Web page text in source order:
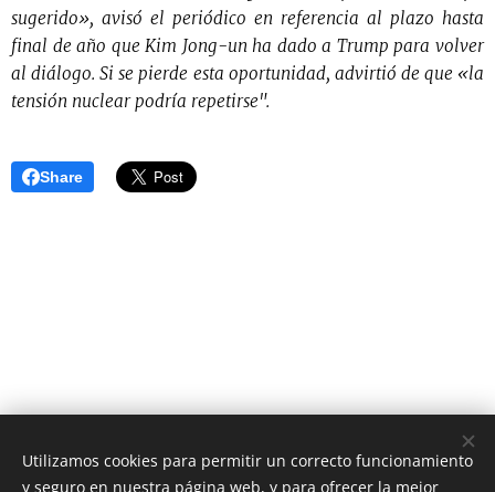
sugerido», avisó el periódico en referencia al plazo hasta
final de año que Kim Jong-un ha dado a Trump para volver
al diálogo. Si se pierde esta oportunidad, advirtió de que «la
tensión nuclear podría repetirse".
Share
Utilizamos cookies para permitir un correcto funcionamiento
y seguro en nuestra página web, y para ofrecer la mejor